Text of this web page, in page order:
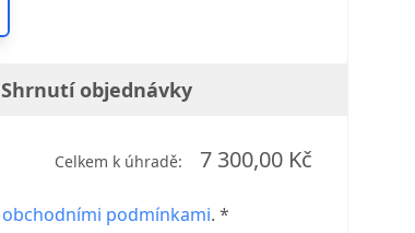
Shrnutí objednávky
Celkem k úhradě: 7 300,00 Kč
obchodními podmínkami. *